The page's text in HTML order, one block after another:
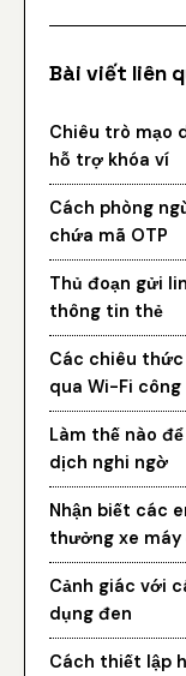
Bài viết liên
Chiêu trò mạo
hỗ trợ khóa ví
Cách phòng
chứa mã OTP
Thủ đoạn gửi
thông tin thẻ
Các chiêu
qua Wi-Fi công
Làm thế nào
dịch nghi ngờ
Nhận biết các
thưởng xe máy
Cảnh giác với
dụng đen
Cách thiết lập